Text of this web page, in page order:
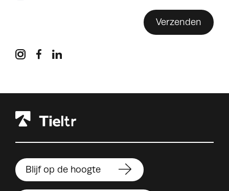
Verzenden
Blijf op de hoogte